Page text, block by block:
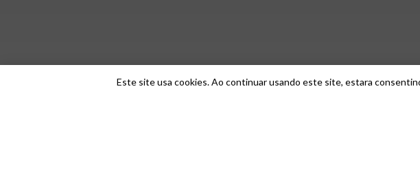
Este site usa cookies. Ao continuar usando este site, estara